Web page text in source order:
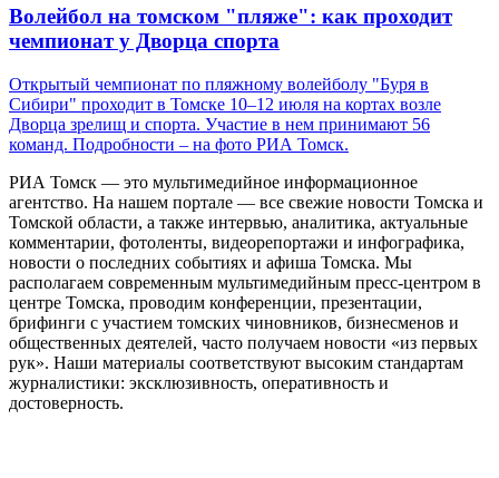
Волейбол на томском "пляже": как проходит
чемпионат у Дворца спорта
Открытый чемпионат по пляжному волейболу "Буря в
Сибири" проходит в Томске 10–12 июля на кортах возле
Дворца зрелищ и спорта. Участие в нем принимают 56
команд. Подробности – на фото РИА Томск.
РИА Томск — это мультимедийное информационное
агентство. На нашем портале — все свежие новости Томска и
Томской области, а также интервью, аналитика, актуальные
комментарии, фотоленты, видеорепортажи и инфографика,
новости о последних событиях и афиша Томска. Мы
располагаем современным мультимедийным пресс-центром в
центре Томска, проводим конференции, презентации,
брифинги с участием томских чиновников, бизнесменов и
общественных деятелей, часто получаем новости «из первых
рук». Наши материалы соответствуют высоким стандартам
журналистики: эксклюзивность, оперативность и
достоверность.